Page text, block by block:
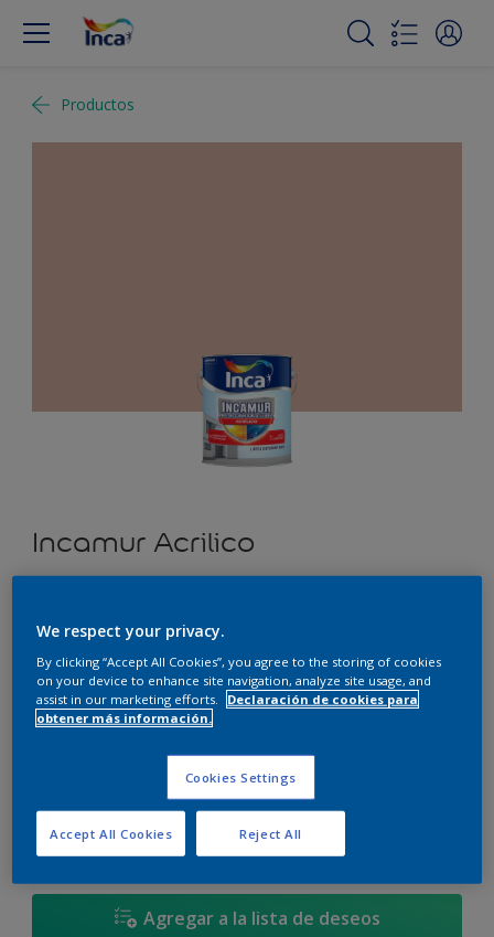
Productos
Incamur Acrilico
Tamaño
Calculadora de pintura
Calcular
Agregar a la lista de deseos
We respect your privacy.
By clicking “Accept All Cookies”, you agree to the storing of cookies
on your device to enhance site navigation, analyze site usage, and
assist in our marketing efforts.
Declaración de cookies para
obtener más información.
Cookies Settings
Reject All
Accept All Cookies